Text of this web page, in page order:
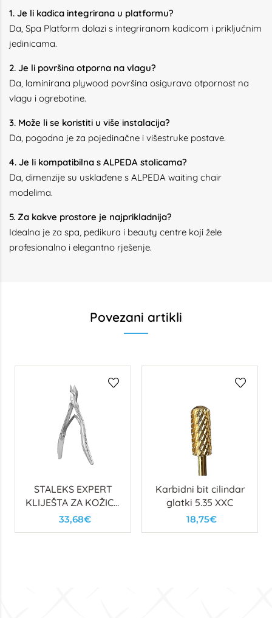
1. Je li kadica integrirana u platformu?
Da, Spa Platform dolazi s integriranom kadicom i priključnim
jedinicama.
2. Je li površina otporna na vlagu?
Da, laminirana plywood površina osigurava otpornost na
vlagu i ogrebotine.
3. Može li se koristiti u više instalacija?
Da, pogodna je za pojedinačne i višestruke postave.
4. Je li kompatibilna s ALPEDA stolicama?
Da, dimenzije su usklađene s ALPEDA waiting chair
modelima.
5. Za kakve prostore je najprikladnija?
Idealna je za spa, pedikura i beauty centre koji žele
profesionalno i elegantno rješenje.
Povezani artikli
STALEKS EXPERT
KLIJEŠTA ZA KOŽICU
100, 7MM
33,68€
Karbidni bit cilindar
glatki 5.35 XXC
18,75€